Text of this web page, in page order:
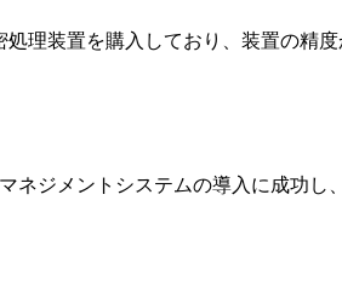
処理装置を購入しており、装置の精
ネジメントシステムの導入に成功し